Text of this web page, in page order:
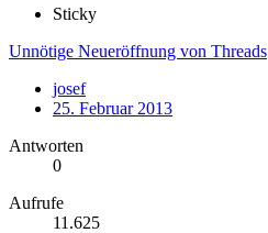
Sticky
Unnötige Neueröffnung von Threads
josef
25. Februar 2013
Antworten
0
Aufrufe
11.625